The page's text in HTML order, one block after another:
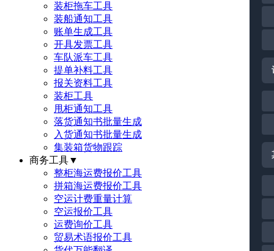
装柜拖车工具
装船通知工具
账单生成工具
开具发票工具
车队派车工具
提单补料工具
报关资料工具
装柜工具
甩柜通知工具
落货通知书批量生成
入货通知书批量生成
集装箱货物跟踪
商务工具▼
整柜海运费报价工具
拼箱海运费报价工具
空运计费重量计算
空运报价工具
运费询价工具
贸易术语报价工具